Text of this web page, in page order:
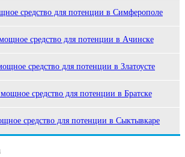
средство для потенции в Симферополе
средство для потенции в Ачинске
средство для потенции в Златоусте
средство для потенции в Братске
средство для потенции в Сыктывкаре